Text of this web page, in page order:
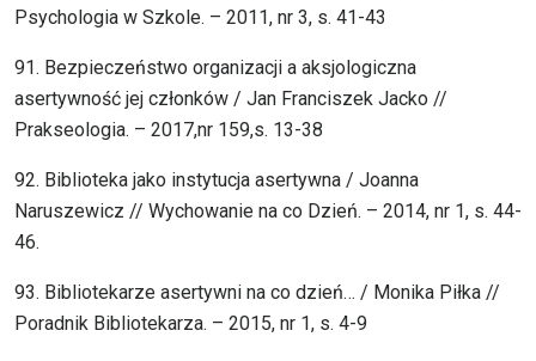
Psychologia w Szkole. – 2011, nr 3, s. 41-43
91. Bezpieczeństwo organizacji a aksjologiczna
asertywność jej członków / Jan Franciszek Jacko //
Prakseologia. – 2017,nr 159,s. 13-38
92. Biblioteka jako instytucja asertywna / Joanna
Naruszewicz // Wychowanie na co Dzień. – 2014, nr 1, s. 44-
46.
93. Bibliotekarze asertywni na co dzień… / Monika Piłka //
Poradnik Bibliotekarza. – 2015, nr 1, s. 4-9